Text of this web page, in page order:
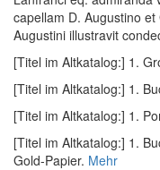
capellam D. Augustino
Augustini illustravit
[Titel im Altkatalog:] 1.
[Titel im Altkatalog:] 1.
[Titel im Altkatalog:] 1.
[Titel im Altkatalog:] 1.
Gold-Papier. Mehr